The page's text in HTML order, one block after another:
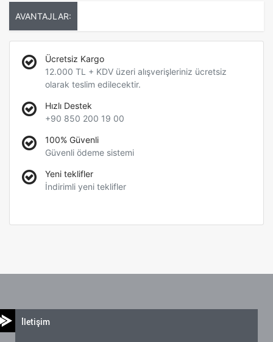
AVANTAJLAR:
Ücretsiz Kargo
12.000 TL + KDV üzeri alışverişleriniz ücretsiz
olarak teslim edilecektir.
Hızlı Destek
+90 850 200 19 00
100% Güvenli
Güvenli ödeme sistemi
Yeni teklifler
İndirimli yeni teklifler
İletişim